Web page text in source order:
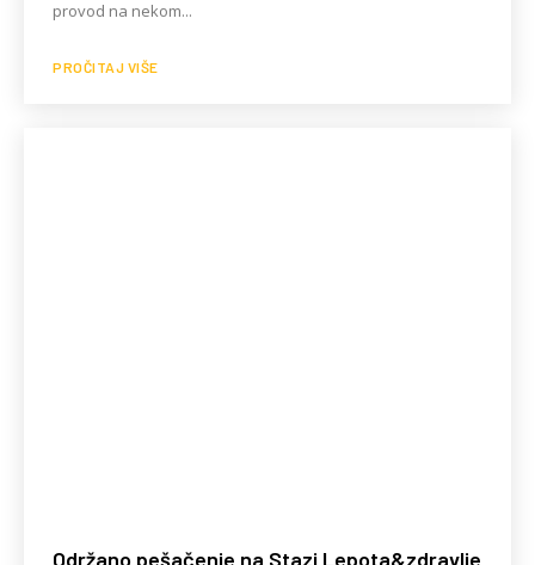
provod na nekom...
PROČITAJ VIŠE
Održano pešačenje na Stazi Lepota&zdravlje